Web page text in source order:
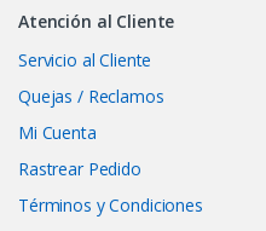
Atención al Cliente
Servicio al Cliente
Quejas / Reclamos
Mi Cuenta
Rastrear Pedido
Términos y Condiciones